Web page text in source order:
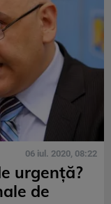
06 iul. 2020, 08:22
urgenţă?
de